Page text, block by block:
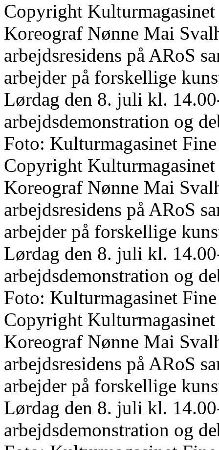
Copyright
Koreograf Nønne Mai
arbejdsresidens på ARoS
arbejder på forskellige
Lørdag den 8. juli kl.
arbejdsdemonstration og
Foto: Kulturmagasinet
Copyright
Koreograf Nønne Mai
arbejdsresidens på ARoS
arbejder på forskellige
Lørdag den 8. juli kl.
arbejdsdemonstration og
Foto: Kulturmagasinet
Copyright
Koreograf Nønne Mai
arbejdsresidens på ARoS
arbejder på forskellige
Lørdag den 8. juli kl.
arbejdsdemonstration og